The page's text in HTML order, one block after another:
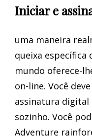
Iniciar e
uma maneira
queixa
mundo oferece-
on-line. Você
assinatura digital
sozinho. Você
Adventure